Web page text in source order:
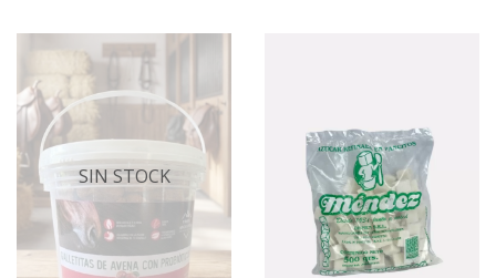
SIN STOCK